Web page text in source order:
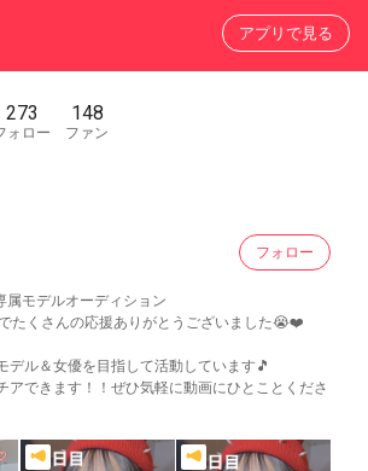
アプリで見る
273
ォロー
148
ファン
フォロー
属モデルオーディション
くさんの応援ありがとうございました😭❤️
デル＆女優を目指して活動しています🎵
アできます！！ぜひ気軽に動画にひとことくださ